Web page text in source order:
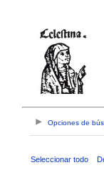
Opciones de
Seleccionar todo